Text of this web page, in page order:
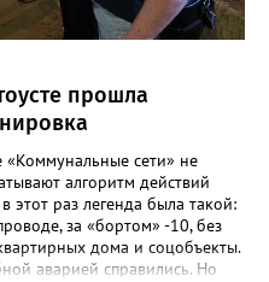
Заслуженный учитель РФ,
обладатель медали «За
оставила не только
живой механизм
её принципами», - говорится
прошла
«Коммунальные сети» не
алгоритм действий
этот раз легенда была такой:
за «бортом» -10, без
дома и соцобъекты.
аварией справились. Но